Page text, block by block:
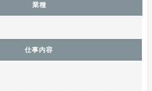
業種
仕事内容